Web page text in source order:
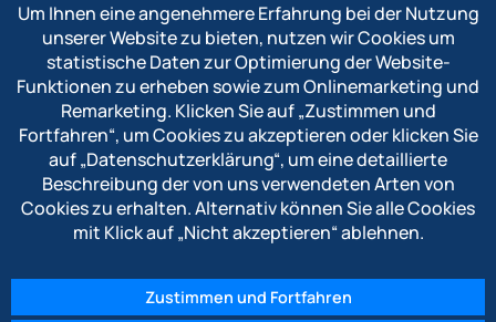
Fon+49 2202 1009 0
Fax +49 2202 1009 333
Mailinfo@polytron-gmbh.de
www.polytron-gmbh.de
» Datenschutzerklärung
» Impressum
» Hinweisgebersystem
Um Ihnen eine angenehmere Erfahrung bei der Nutzung
unserer Website zu bieten, nutzen wir Cookies um
statistische Daten zur Optimierung der Website-
Funktionen zu erheben sowie zum Onlinemarketing und
Remarketing. Klicken Sie auf„Zustimmen und
Fortfahren“, um Cookies zu akzeptieren oder klicken Sie
auf„Datenschutzerklärung“, um eine detaillierte
Beschreibung der von uns verwendeten Arten von
Cookies zu erhalten. Alternativ können Sie alle Cookies
mit Klick auf„Nicht akzeptieren“ablehnen.
Zustimmen und Fortfahren